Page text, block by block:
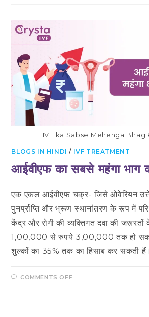
IVF ka Sabse Mehenga Bhag
BLOGS IN HINDI / IVF TREATMENT
आईवीएफ का सबसे महंगा भाग
एक एकल आईवीएफ चक्र- जिसे ओवेरियन
पुनर्प्राप्ति और भ्रूण स्थानांतरण के रूप में
केंद्र और रोगी की व्यक्तिगत दवा की
1,00,000 से रुपये 3,00,000 तक हो
शुल्कों का 35% तक का हिसाब कर सकती हैं।
COMMENTS OFF